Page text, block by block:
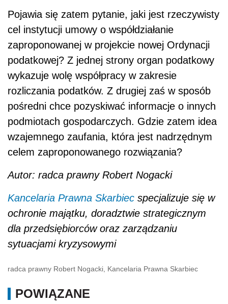
Pojawia się zatem pytanie, jaki jest rzeczywisty
cel instytucji umowy o współdziałanie
zaproponowanej w projekcie nowej Ordynacji
podatkowej? Z jednej strony organ podatkowy
wykazuje wolę współpracy w zakresie
rozliczania podatków. Z drugiej zaś w sposób
pośredni chce pozyskiwać informacje o innych
podmiotach gospodarczych. Gdzie zatem idea
wzajemnego zaufania, która jest nadrzędnym
celem zaproponowanego rozwiązania?
Autor: radca prawny Robert Nogacki
Kancelaria Prawna Skarbiec specjalizuje się w
ochronie majątku, doradztwie strategicznym
dla przedsiębiorców oraz zarządzaniu
sytuacjami kryzysowymi
radca prawny Robert Nogacki, Kancelaria Prawna Skarbiec
POWIĄZANE